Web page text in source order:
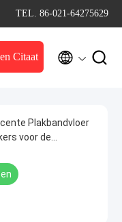
TEL. 86-021-64275629
Citaat  
Plakbandvloer
voor de